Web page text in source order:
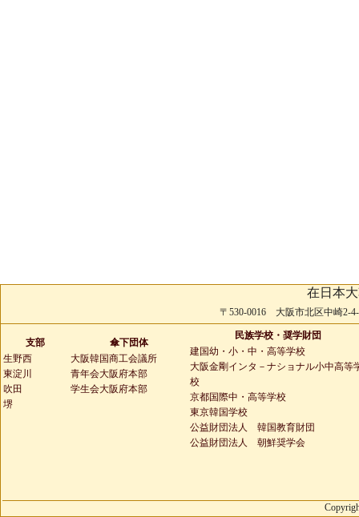
在日本
〒530-0016 大阪市北区中崎2-
支部
生野西
東淀川
吹田
堺
傘下団体
大阪韓国商工会議所
青年会大阪府本部
学生会大阪府本部
民族学校・奨学財団
建国幼・小・中・高等学校
大阪金剛インタ－ナショナル小中高等
校
京都国際中・高等学校
東京韓国学校
公益財団法人 韓国教育財団
公益財団法人 朝鮮奨学会